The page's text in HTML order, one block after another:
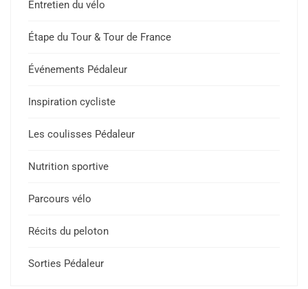
Entretien du vélo
Étape du Tour & Tour de France
Événements Pédaleur
Inspiration cycliste
Les coulisses Pédaleur
Nutrition sportive
Parcours vélo
Récits du peloton
Sorties Pédaleur